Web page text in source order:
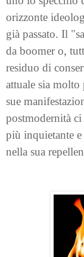
orizzonte
già passato. Il
da boomer o,
residuo di
attuale sia
sue
postmodernità
più inquietante
nella sua